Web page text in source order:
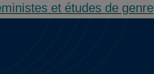
et études de genre